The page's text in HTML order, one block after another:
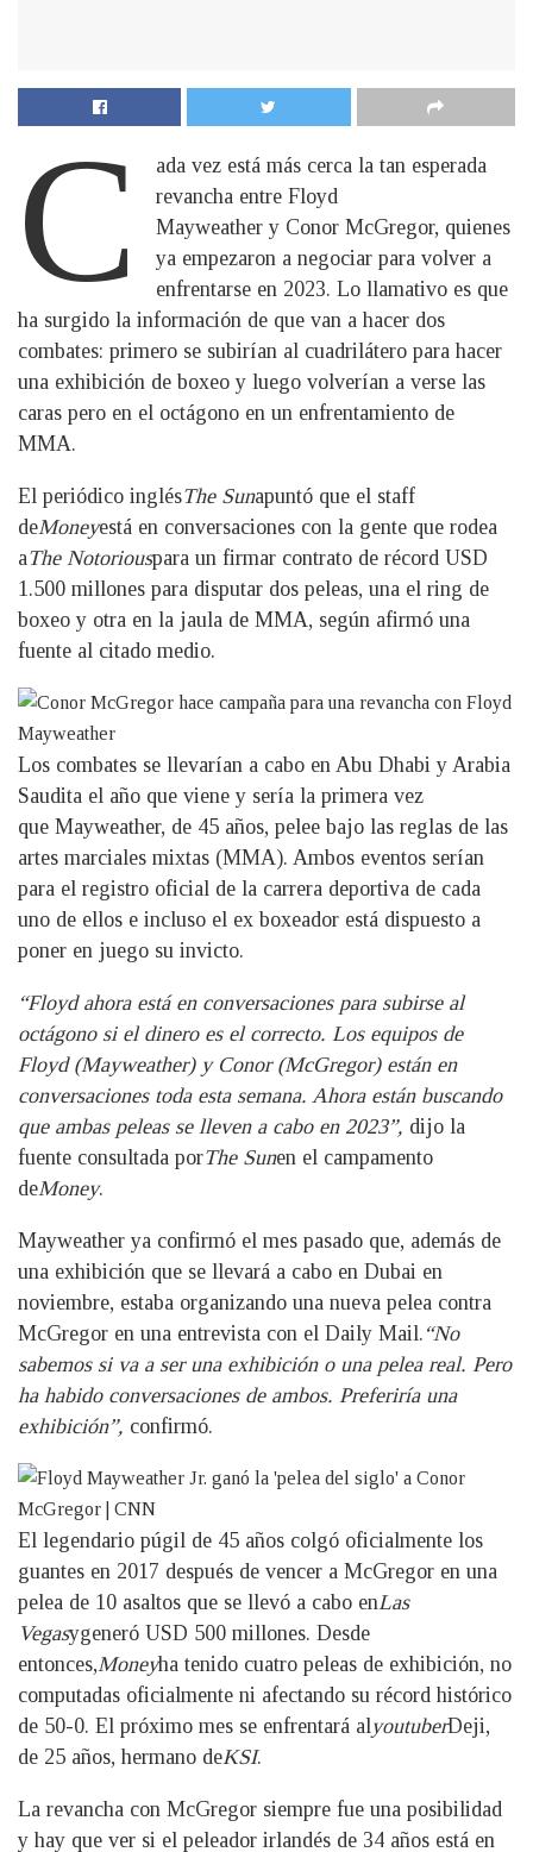
C
ada vez está más cerca la tan esperada
revancha entre Floyd
Mayweather y Conor McGregor, quienes
ya empezaron a negociar para volver a
enfrentarse en 2023. Lo llamativo es que
ha surgido la información de que van a hacer dos
combates: primero se subirían al cuadrilátero para hacer
una exhibición de boxeo y luego volverían a verse las
caras pero en el octágono en un enfrentamiento de
MMA.
El periódico inglésThe Sunapuntó que el staff
deMoneyestá en conversaciones con la gente que rodea
aThe Notoriouspara un firmar contrato de récord USD
1.500 millones para disputar dos peleas, una el ring de
boxeo y otra en la jaula de MMA, según afirmó una
fuente al citado medio.
Los combates se llevarían a cabo en Abu Dhabi y Arabia
Saudita el año que viene y sería la primera vez
que Mayweather, de 45 años, pelee bajo las reglas de las
artes marciales mixtas (MMA). Ambos eventos serían
para el registro oficial de la carrera deportiva de cada
uno de ellos e incluso el ex boxeador está dispuesto a
poner en juego su invicto.
“Floyd ahora está en conversaciones para subirse al
octágono si el dinero es el correcto. Los equipos de
Floyd (Mayweather) y Conor (McGregor) están en
conversaciones toda esta semana. Ahora están buscando
que ambas peleas se lleven a cabo en 2023”, dijo la
fuente consultada porThe Sunen el campamento
deMoney.
Mayweather ya confirmó el mes pasado que, además de
una exhibición que se llevará a cabo en Dubai en
noviembre, estaba organizando una nueva pelea contra
McGregor en una entrevista con el Daily Mail. “No
sabemos si va a ser una exhibición o una pelea real. Pero
ha habido conversaciones de ambos. Preferiría una
exhibición”, confirmó.
El legendario púgil de 45 años colgó oficialmente los
guantes en 2017 después de vencer a McGregor en una
pelea de 10 asaltos que se llevó a cabo enLas
Vegasygeneró USD 500 millones. Desde
entonces,Moneyha tenido cuatro peleas de exhibición, no
computadas oficialmente ni afectando su récord histórico
de 50-0. El próximo mes se enfrentará alyoutuberDeji,
de 25 años, hermano deKSI.
La revancha con McGregor siempre fue una posibilidad
y hay que ver si el peleador irlandés de 34 años está en